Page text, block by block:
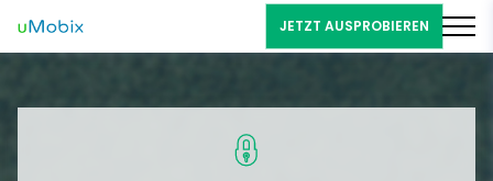
JETZT AUSPROBIEREN